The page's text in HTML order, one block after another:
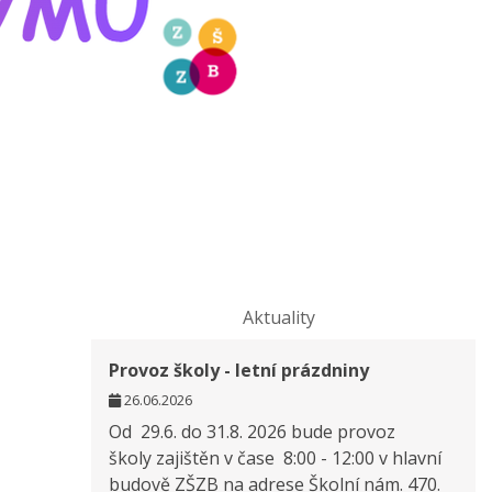
Aktuality
Provoz školy - letní prázdniny
26.06.2026
Od 29.6. do 31.8. 2026 bude provoz
školy zajištěn v čase 8:00 - 12:00 v hlavní
budově ZŠZB na adrese Školní nám. 470.